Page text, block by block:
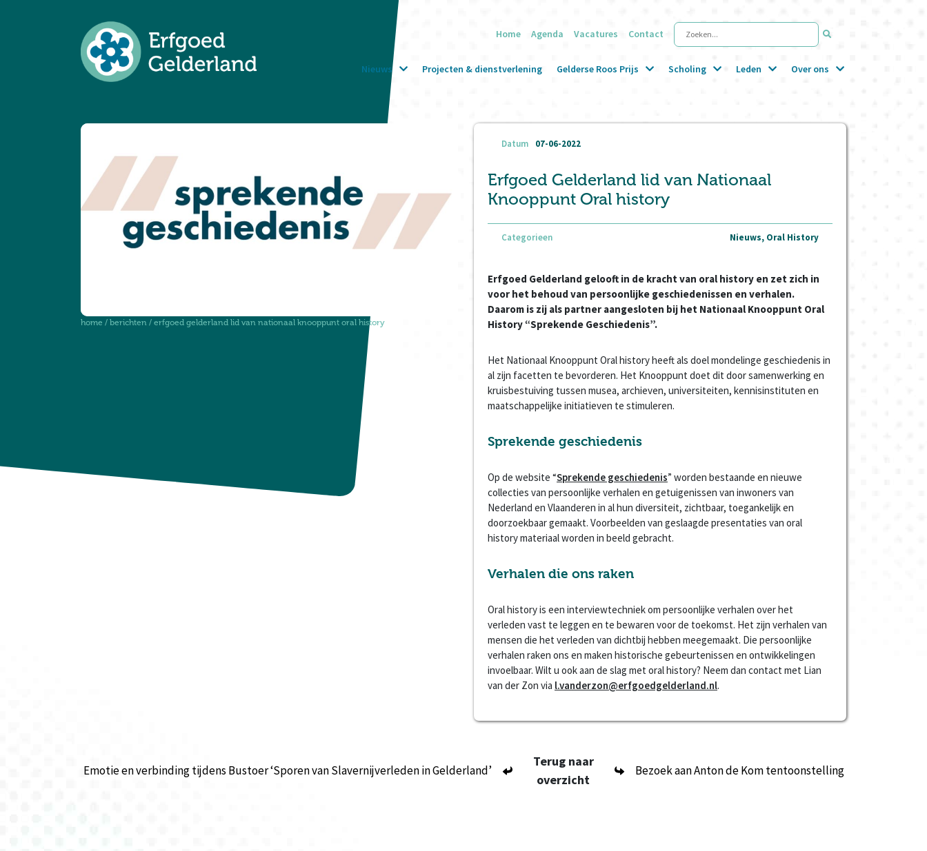
Home Agenda Vacatures Contact Zoeken...
Nieuws Projecten & dienstverlening Gelderse Roos Prijs Scholing Leden Over ons
home / berichten / erfgoed gelderland lid van nationaal knooppunt oral history
Datum 07-06-2022
Erfgoed Gelderland lid van Nationaal
Knooppunt Oral history
Categorieen Nieuws, Oral History
Erfgoed Gelderland gelooft in de kracht van oral history en zet zich in
voor het behoud van persoonlijke geschiedenissen en verhalen.
Daarom is zij als partner aangesloten bij het Nationaal Knooppunt Oral
History “Sprekende Geschiedenis”.
Het Nationaal Knooppunt Oral history heeft als doel mondelinge geschiedenis in
al zijn facetten te bevorderen. Het Knooppunt doet dit door samenwerking en
kruisbestuiving tussen musea, archieven, universiteiten, kennisinstituten en
maatschappelijke initiatieven te stimuleren.
Sprekende geschiedenis
Op de website “Sprekende geschiedenis” worden bestaande en nieuwe
collecties van persoonlijke verhalen en getuigenissen van inwoners van
Nederland en Vlaanderen in al hun diversiteit, zichtbaar, toegankelijk en
doorzoekbaar gemaakt. Voorbeelden van geslaagde presentaties van oral
history materiaal worden in beeld gebracht.
Verhalen die ons raken
Oral history is een interviewtechniek om persoonlijke verhalen over het
verleden vast te leggen en te bewaren voor de toekomst. Het zijn verhalen van
mensen die het verleden van dichtbij hebben meegemaakt. Die persoonlijke
verhalen raken ons en maken historische gebeurtenissen en ontwikkelingen
invoelbaar. Wilt u ook aan de slag met oral history? Neem dan contact met Lian
van der Zon via l.vanderzon@erfgoedgelderland.nl.
Emotie en verbinding tijdens Bustoer ‘Sporen van Slavernijverleden in Gelderland’
Terug naar
overzicht
Bezoek aan Anton de Kom tentoonstelling